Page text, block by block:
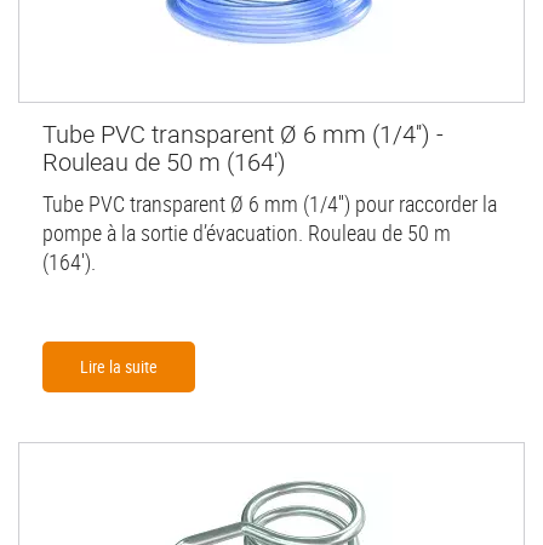
Tube PVC transparent Ø 6 mm (1/4'') -
Rouleau de 50 m (164')
Tube PVC transparent Ø 6 mm (1/4'') pour raccorder la
pompe à la sortie d’évacuation. Rouleau de 50 m
(164').
Lire la suite